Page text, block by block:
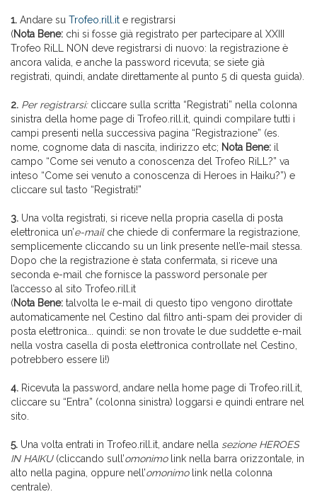
1. Andare su Trofeo.rill.it e registrarsi
(Nota Bene: chi si fosse già registrato per partecipare al XXIII
Trofeo RiLL NON deve registrarsi di nuovo: la registrazione è
ancora valida, e anche la password ricevuta; se siete già
registrati, quindi, andate direttamente al punto 5 di questa guida).
2. Per registrarsi:cliccare sulla scritta “Registrati” nella colonna
sinistra della home page di Trofeo.rill.it, quindi compilare tutti i
campi presenti nella successiva pagina “Registrazione” (es.
nome, cognome data di nascita, indirizzo etc; Nota Bene: il
campo “Come sei venuto a conoscenza del Trofeo RiLL?” va
inteso “Come sei venuto a conoscenza di Heroes in Haiku?”) e
cliccare sul tasto “Registrati!”
3. Una volta registrati, si riceve nella propria casella di posta
elettronica un’e-mailche chiede di confermare la registrazione,
semplicemente cliccando su un link presente nell’e-mail stessa.
Dopo che la registrazione è stata confermata, si riceve una
seconda e-mail che fornisce la password personale per
l’accesso al sito Trofeo.rill.it
(Nota Bene: talvolta le e-mail di questo tipo vengono dirottate
automaticamente nel Cestino dal filtro anti-spam dei provider di
posta elettronica... quindi: se non trovate le due suddette e-mail
nella vostra casella di posta elettronica controllate nel Cestino,
potrebbero essere lì!)
4. Ricevuta la password, andare nella home page di Trofeo.rill.it,
cliccare su “Entra” (colonna sinistra) loggarsi e quindi entrare nel
sito.
5. Una volta entrati in Trofeo.rill.it, andare nella sezione HEROES
IN HAIKU(cliccando sull’omonimolink nella barra orizzontale, in
alto nella pagina, oppure nell’omonimolink nella colonna
centrale).